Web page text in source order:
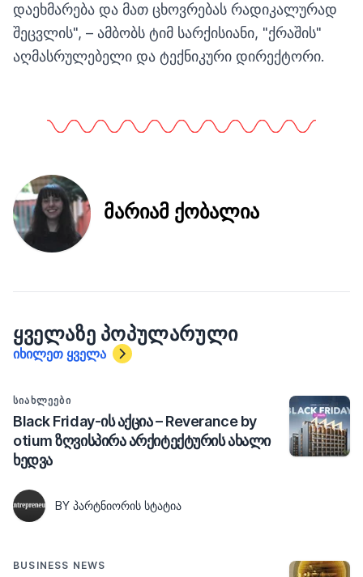
დაეხმარება და მათ ცხოვრებას რადიკალურად
შეცვლის", – ამბობს ტიმ სარქისიანი, "ქრაშის"
აღმასრულებელი და ტექნიკური დირექტორი.
მარიამ ქობალია
ᲧᲕᲔᲚᲐᲖᲔ ᲞᲝᲞᲣᲚᲐᲠᲣᲚᲘ
იხილეთ ყველა
ᲡᲘᲐᲮᲚᲔᲔᲑᲘ
Black Friday-ის აქცია – Reverance by
otium ზღვისპირა არქიტექტურის ახალი
ხედვა
BY ᲞᲐᲠᲢᲜᲘᲝᲠᲘᲡ ᲡᲢᲐᲢᲘᲐ
BUSINESS NEWS